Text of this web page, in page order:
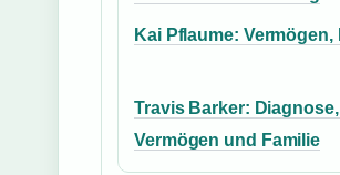
Kai Pflaume:
Travis Barker:
Vermögen und Familie